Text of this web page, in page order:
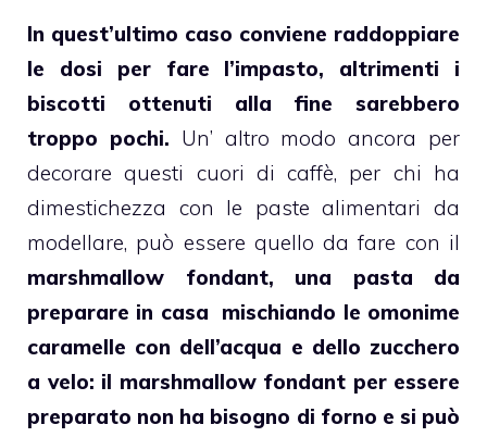
In quest’ultimo caso conviene raddoppiare
le dosi per fare l’impasto, altrimenti i
biscotti ottenuti alla fine sarebbero
troppo pochi. Un’ altro modo ancora per
decorare questi cuori di caffè, per chi ha
dimestichezza con le paste alimentari da
modellare, può essere quello da fare con il
marshmallow fondant, una pasta da
preparare in casa mischiando le omonime
caramelle con dell’acqua e dello zucchero
a velo: il marshmallow fondant per essere
preparato non ha bisogno di forno e si può